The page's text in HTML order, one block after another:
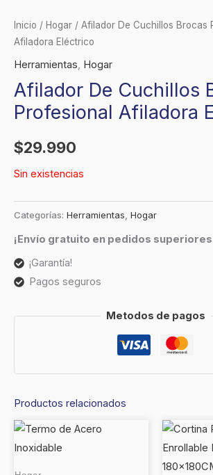
Inicio / Hogar / Afilador De Cuchillos Brocas
Afiladora Eléctrico
Herramientas, Hogar
Afilador De Cuchillos
Profesional Afiladora
$29.990
Sin existencias
Categorías: Herramientas Hogar
¡Envío gratuito en pedidos
¡Garantía!
Pagos seguros
Metodos de pagos
Productos relacionados
producto